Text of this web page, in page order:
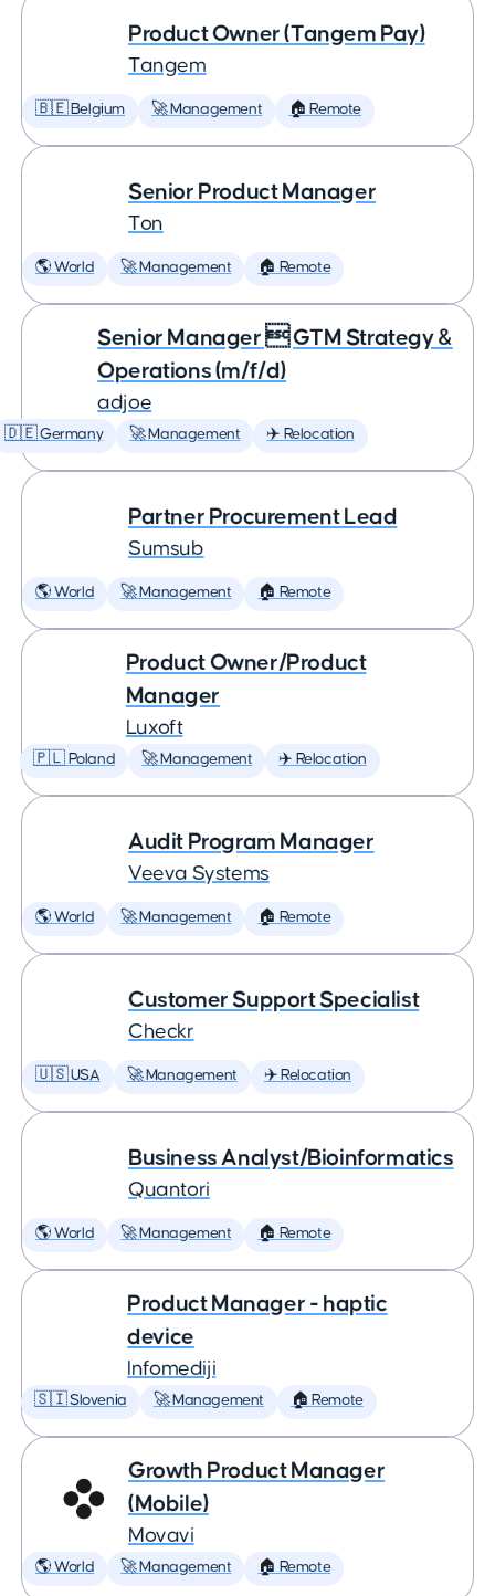
Product Owner (Tangem Pay)
Tangem
🇧🇪 Belgium 🚀 Management 🏠 Remote
Senior Product Manager
Ton
🌎 World 🚀 Management 🏠 Remote
Senior Manager  GTM Strategy &
Operations (m/f/d)
adjoe
🇩🇪 Germany 🚀 Management ✈️ Relocation
Partner Procurement Lead
Sumsub
🌎 World 🚀 Management 🏠 Remote
Product Owner/Product
Manager
Luxoft
🇵🇱 Poland 🚀 Management ✈️ Relocation
Audit Program Manager
Veeva Systems
🌎 World 🚀 Management 🏠 Remote
Customer Support Specialist
Checkr
🇺🇸 USA 🚀 Management ✈️ Relocation
Business Analyst/Bioinformatics
Quantori
🌎 World 🚀 Management 🏠 Remote
Product Manager - haptic
device
Infomediji
🇸🇮 Slovenia 🚀 Management 🏠 Remote
Growth Product Manager
(Mobile)
Movavi
🌎 World 🚀 Management 🏠 Remote